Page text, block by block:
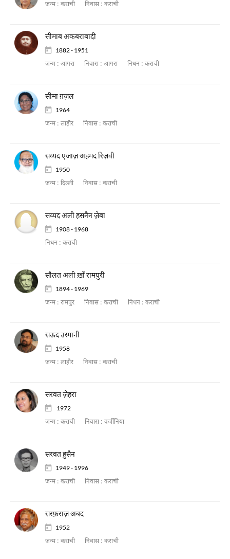
जन्म : कराची निवास : कराची
सीमाब अकबराबादी
1882 - 1951
जन्म : आगरा निवास : आगरा निधन : कराची
सीमा ग़ज़ल
1964
जन्म : लाहौर निवास : कराची
सय्यद एजाज़ अहमद रिज़वी
1950
जन्म : दिल्ली निवास : कराची
सय्यद अली हसनैन ज़ेबा
1908 - 1968
निधन : कराची
सौलत अली ख़ाँ रामपुरी
1894 - 1969
जन्म : रामपुर निवास : कराची निधन : कराची
सऊद उस्मानी
1958
जन्म : लाहौर निवास : कराची
सरवत ज़ेहरा
1972
जन्म : कराची निवास : वर्जीनिया
सरवत हुसैन
1949 - 1996
जन्म : कराची निवास : कराची
सरफ़राज़ अबद
1952
जन्म : कराची निवास : कराची